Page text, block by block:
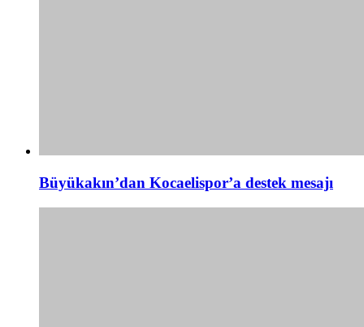
Büyükakın’dan Kocaelispor’a destek mesajı